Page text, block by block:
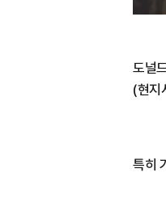
도널
(현지
특히